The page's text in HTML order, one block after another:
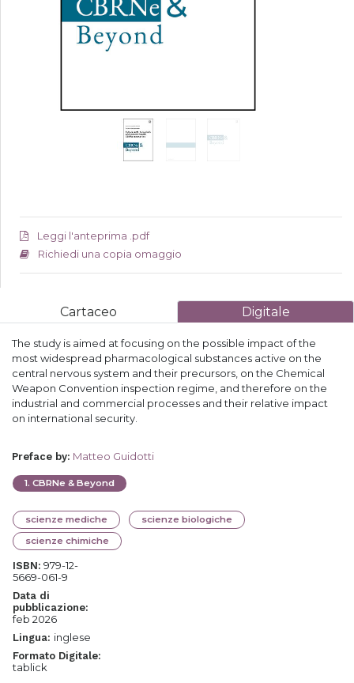
Leggi l'anteprima .pdf
Richiedi una copia omaggio
Cartaceo Digitale
The study is aimed at focusing on the possible impact of the
most widespread pharmacological substances active on the
central nervous system and their precursors, on the Chemical
Weapon Convention inspection regime, and therefore on the
industrial and commercial processes and their relative impact
on international security.
Preface by: Matteo Guidotti
1. CBRNe & Beyond
scienze mediche
scienze biologiche
scienze chimiche
ISBN: 979-12-
5669-061-9
Data di
pubblicazione:
feb 2026
Lingua: inglese
Formato Digitale:
tablick